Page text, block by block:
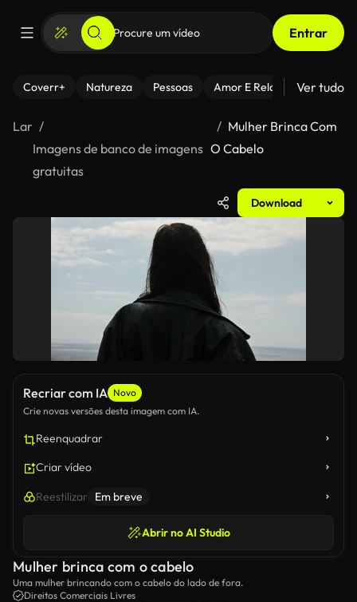
Entrar
Coverr+ Natureza Pessoas Amor E Relacionamentos
Ver tudo
Lar
Imagens de banco de imagens
gratuitas
Mulher Brinca Com
O Cabelo
Download
Recriar com IA Novo
Crie novas versões desta imagem com IA.
Reenquadrar
Criar vídeo
Reestilizar Em breve
Abrir no AI Studio
Mulher brinca com o cabelo
Uma mulher brincando com o cabelo do lado de fora.
Direitos Comerciais Livres